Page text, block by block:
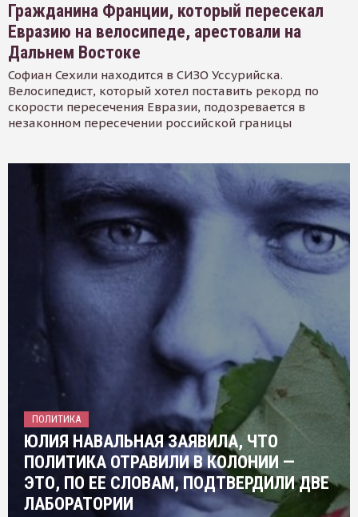
Гражданина Франции, который пересекал
Евразию на велосипеде, арестовали на
Дальнем Востоке
Софиан Сехили находится в СИЗО Уссурийска.
Велосипедист, который хотел поставить рекорд по
скорости пересечения Евразии, подозревается в
незаконном пересечении российской границы
ПОЛИТИКА
ЮЛИЯ НАВАЛЬНАЯ ЗАЯВИЛА, ЧТО
ПОЛИТИКА ОТРАВИЛИ В КОЛОНИИ —
ЭТО, ПО ЕЕ СЛОВАМ, ПОДТВЕРДИЛИ ДВЕ
ЛАБОРАТОРИИ